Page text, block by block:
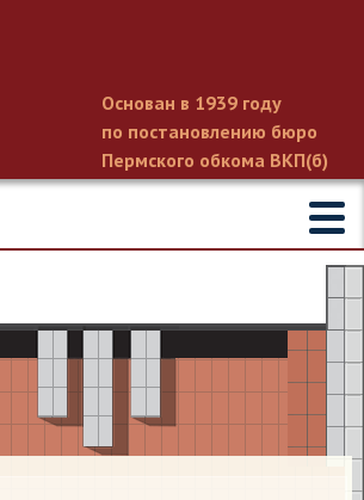
Основан в 1939 году
по постановлению бюро
Пермского обкома ВКП(б)